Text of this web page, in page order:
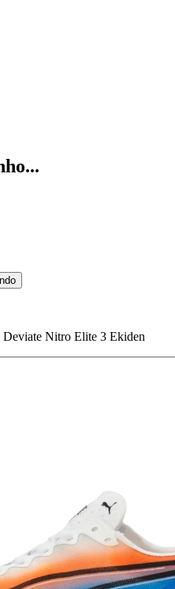
Deviate Nitro Elite 3 Ekiden